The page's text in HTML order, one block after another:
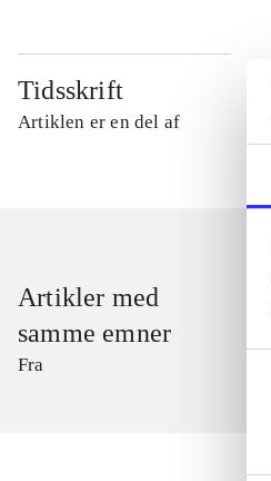
Tidsskrift
Artiklen er en del af
Artikler med
samme emner
Fra